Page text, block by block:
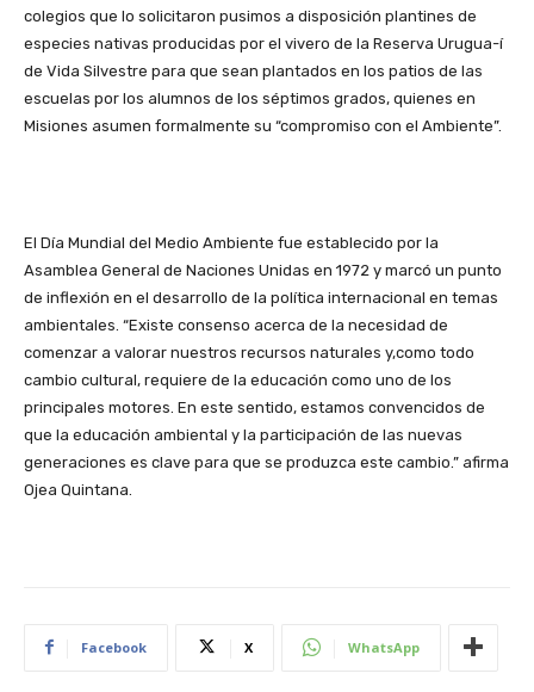
colegios que lo solicitaron pusimos a disposición plantines de
especies nativas producidas por el vivero de la Reserva Urugua-í
de Vida Silvestre para que sean plantados en los patios de las
escuelas por los alumnos de los séptimos grados, quienes en
Misiones asumen formalmente su “compromiso con el Ambiente”.
El Día Mundial del Medio Ambiente fue establecido por la
Asamblea General de Naciones Unidas en 1972 y marcó un punto
de inflexión en el desarrollo de la política internacional en temas
ambientales. “Existe consenso acerca de la necesidad de
comenzar a valorar nuestros recursos naturales y,como todo
cambio cultural, requiere de la educación como uno de los
principales motores. En este sentido, estamos convencidos de
que la educación ambiental y la participación de las nuevas
generaciones es clave para que se produzca este cambio.” afirma
Ojea Quintana.
Facebook X WhatsApp